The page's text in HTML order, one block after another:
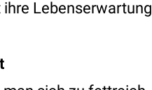
Lebenserwartung